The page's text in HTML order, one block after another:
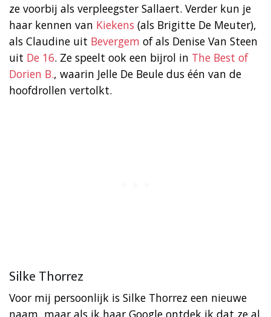
ze voorbij als verpleegster Sallaert. Verder kun je
haar kennen van Kiekens (als Brigitte De Meuter),
als Claudine uit Bevergem of als Denise Van Steen
uit De 16. Ze speelt ook een bijrol in The Best of
Dorien B., waarin Jelle De Beule dus één van de
hoofdrollen vertolkt.
Silke Thorrez
Voor mij persoonlijk is Silke Thorrez een nieuwe
naam, maar als ik haar Google ontdek ik dat ze al